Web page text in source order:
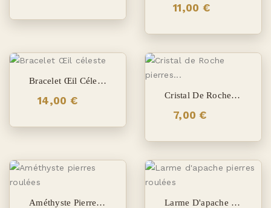
11,00 €
Bracelet Œil Céleste
14,00 € Cristal De Roche Pierres Roulées
7,00 €
Améthyste Pierres Roulées Larme D'apache Pierres Roulées